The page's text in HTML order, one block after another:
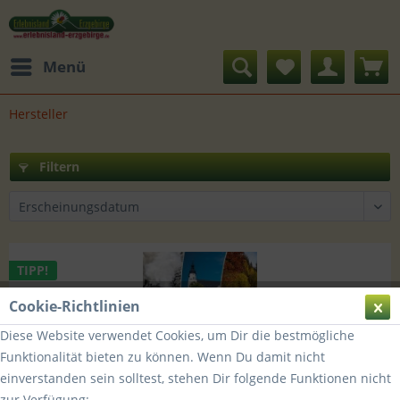
Menü
Hersteller
Filtern
TIPP!
Cookie-Richtlinien
Diese Website verwendet Cookies, um Dir die bestmögliche
Funktionalität bieten zu können. Wenn Du damit nicht
einverstanden sein solltest, stehen Dir folgende Funktionen nicht